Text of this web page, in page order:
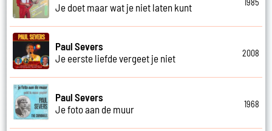
Je doet maar wat je niet laten kunt
Paul Severs
Je eerste liefde vergeet je niet
2008
Paul Severs
Je foto aan de muur
1968